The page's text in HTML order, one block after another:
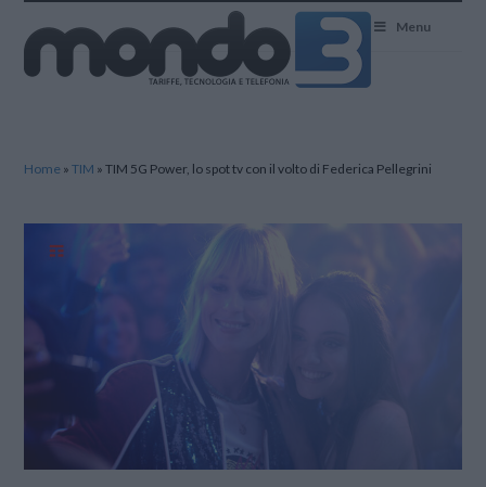
Menu
Home »TIM »TIM 5G Power, lo spot tv con il volto di Federica Pellegrini